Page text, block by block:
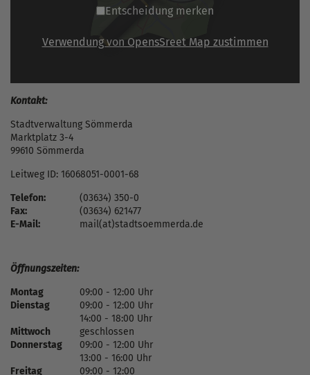
Entscheidung merken
Verwendung von OpensSreet Map zustimmen
Kontakt:
Stadtverwaltung Sömmerda
Marktplatz 3-4
99610 Sömmerda
Leitweg ID: 16068051-0001-68
Telefon:
(03634) 350-0
Fax:
(03634) 621477
E-Mail:
mail(at)stadtsoemmerda.de
Öffnungszeiten:
Montag
09:00 - 12:00 Uhr
Dienstag
09:00 - 12:00 Uhr
14:00 - 18:00 Uhr
Mittwoch
geschlossen
Donnerstag
09:00 - 12:00 Uhr
13:00 - 16:00 Uhr
Freitag
09:00 - 12:00